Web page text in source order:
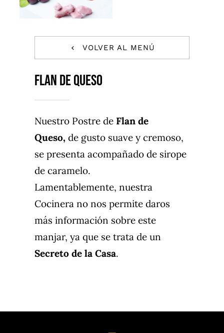
VOLVER AL MENÚ
FLAN DE QUESO
Nuestro Postre de Flan de
Queso, de gusto suave y cremoso,
se presenta acompañado de sirope
de caramelo.
Lamentablemente, nuestra
Cocinera no nos permite daros
más información sobre este
manjar, ya que se trata de un
Secreto de la Casa.